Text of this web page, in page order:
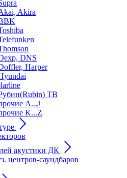
Akira
DNS
Harper
ТВ
A...J
K...Z
акустики ДК
центров-саундбаров